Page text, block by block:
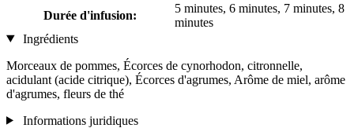
Durée d'infusion:
5 minutes, 6 minutes, 7 minutes, 8
minutes
Ingrédients
Morceaux de pommes, Écorces de cynorhodon, citronnelle,
acidulant (acide citrique), Écorces d'agrumes, Arôme de miel, arôme
d'agrumes, fleurs de thé
Informations juridiques